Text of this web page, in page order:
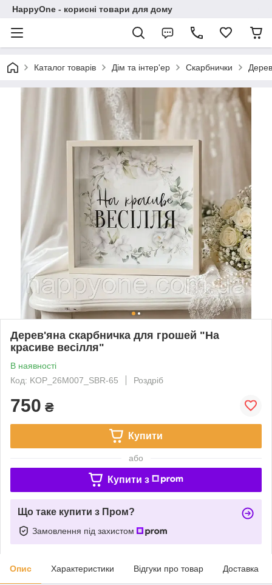
HappyOne - корисні товари для дому
Каталог товарів Дім та інтер'ер Скарбнички
Дерев'яна скарбничка для грошей "На
красиве весілля"
В наявності
Код: KOP_26M007_SBR-65
Роздріб
750 ₴
Купити
або
Купити з
Що таке купити з Пром?
Замовлення під захистом
Опис Характеристики Відгуки про товар Доставка